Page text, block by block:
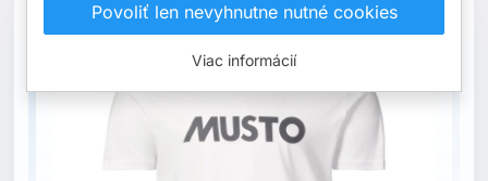
Vypredané
Povoliť len nevyhnutne nutné cookies
Viac informácií